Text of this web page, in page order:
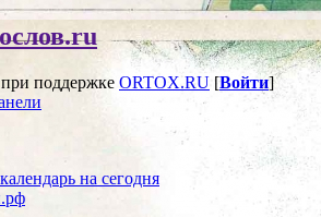
при поддержке ORTOX.RU [Войти]
на сегодня